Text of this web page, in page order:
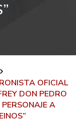
OFICIAL
DON PEDRO
A